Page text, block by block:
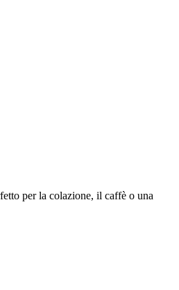
per la colazione, il caffè o una